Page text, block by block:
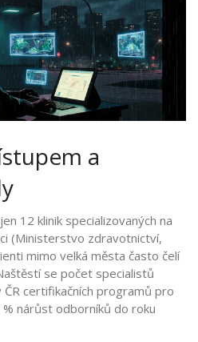
a
12 klinik specializovaných na
(Ministerstvo zdravotnictví,
mimo velká města často čelí
se počet specialistů
certifikačních programů pro
nárůst odborníků do roku